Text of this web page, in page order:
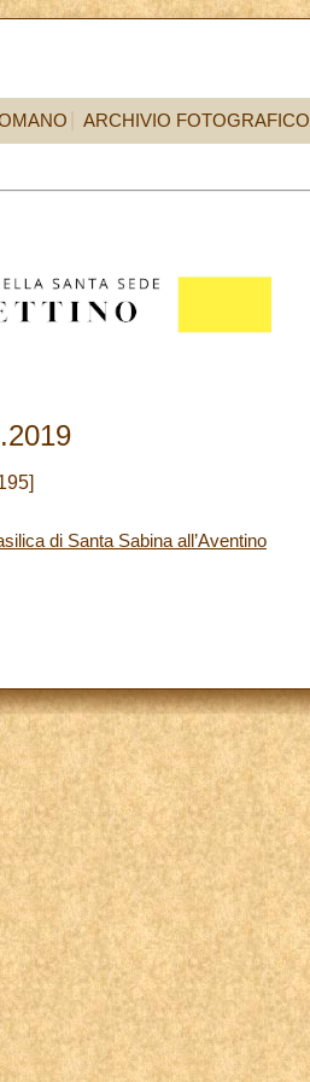
ARCHIVIO FOTOGRAFICO
di Santa Sabina all’Aventino